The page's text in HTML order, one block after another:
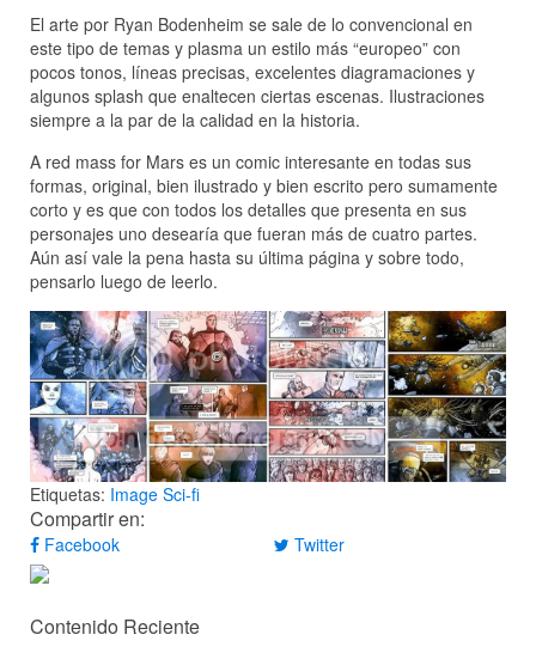
El arte por Ryan Bodenheim se sale de lo convencional en
este tipo de temas y plasma un estilo más “europeo” con
pocos tonos, líneas precisas, excelentes diagramaciones y
algunos splash que enaltecen ciertas escenas. Ilustraciones
siempre a la par de la calidad en la historia.
A red mass for Mars es un comic interesante en todas sus
formas, original, bien ilustrado y bien escrito pero sumamente
corto y es que con todos los detalles que presenta en sus
personajes uno desearía que fueran más de cuatro partes.
Aún así vale la pena hasta su última página y sobre todo,
pensarlo luego de leerlo.
Etiquetas: Image Sci-fi
Compartir en:
Facebook Twitter
Contenido Reciente